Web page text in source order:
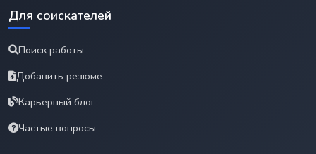
Для соискателей
Поиск работы
Добавить резюме
Карьерный блог
Частые вопросы